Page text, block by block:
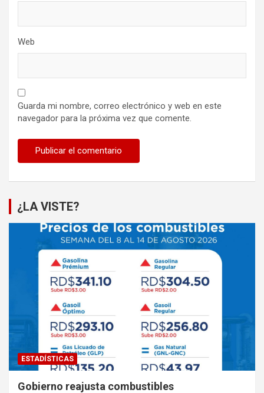
Web
Guarda mi nombre, correo electrónico y web en este
navegador para la próxima vez que comente.
¿LA VISTE?
ESTADÍSTICAS
Gobierno reajusta combustibles